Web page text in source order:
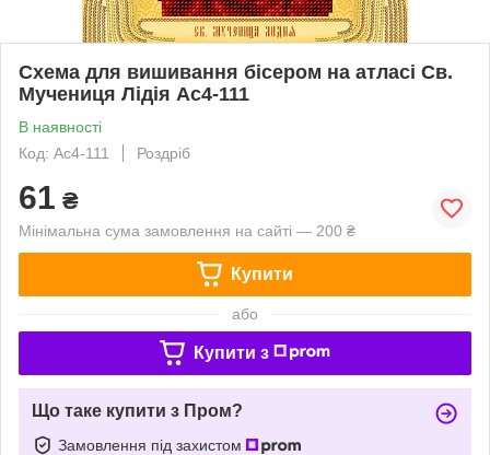
Схема для вишивання бісером на атласі Св.
Мучениця Лідія Ас4-111
В наявності
Код: Ас4-111
Роздріб
61 ₴
Мінімальна сума замовлення на сайті — 200 ₴
Купити
або
Купити з
Що таке купити з Пром?
Замовлення під захистом